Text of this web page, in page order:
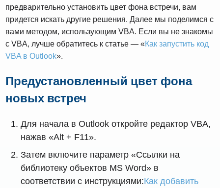
предварительно установить цвет фона встречи, вам
придется искать другие решения. Далее мы поделимся с
вами методом, использующим VBA. Если вы не знакомы
с VBA, лучше обратитесь к статье — «Как запустить код
VBA в Outlook».
Предустановленный цвет фона
новых встреч
Для начала в Outlook откройте редактор VBA,
нажав «Alt + F11».
Затем включите параметр «Ссылки на
библиотеку объектов MS Word» в
соответствии с инструкциями:Как добавить